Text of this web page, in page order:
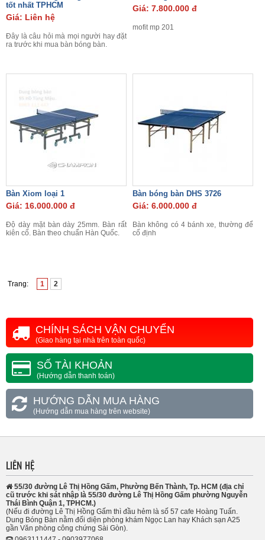
tốt nhất TPHCM
Giá: Liên hệ
Đây là câu hỏi mà mọi người hay đặt
ra trước khi mua bàn bóng bàn.
Giá: 7.800.000 đ
mofit mp 201
Bàn Xiom loại 1
Giá: 16.000.000 đ
Độ dày mặt bàn dày 25mm. Bàn rất
kiên cố. Bàn theo chuẩn Hàn Quốc.
Bàn bóng bàn DHS 3726
Giá: 6.000.000 đ
Bàn không có 4 bánh xe, thường để
cố định
Trang: 1 2
CHÍNH SÁCH VẬN CHUYỂN
(Giao hàng tại nhà trên toàn quốc)
SỐ TÀI KHOẢN
(Hướng dẫn thanh toán)
HƯỚNG DẪN MUA HÀNG
(Hướng dẫn mua hàng trên website)
LIÊN HỆ
55/30 đường Lê Thị Hồng Gấm, Phường Bến Thành, Tp. HCM (địa chỉ
cũ trước khi sát nhập là 55/30 đường Lê Thị Hồng Gấm phường Nguyễn
Thái Bình Quận 1, TPHCM.)
(Nếu đi đường Lê Thị Hồng Gấm thì đầu hẻm là số 57 cafe Hoàng Tuấn.
Dung Bóng Bàn nằm đối diện phòng khám Ngọc Lan hay Khách sạn A25
gần Văn phòng công chứng Sài Gòn).